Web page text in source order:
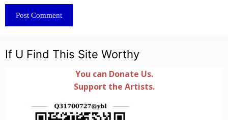
If U Find This Site Worthy